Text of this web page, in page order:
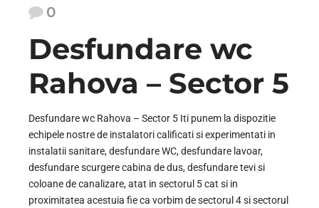
0
Desfundare wc
Rahova – Sector 5
Desfundare wc Rahova – Sector 5 Iti punem la dispozitie
echipele nostre de instalatori calificati si experimentati in
instalatii sanitare, desfundare WC, desfundare lavoar,
desfundare scurgere cabina de dus, desfundare tevi si
coloane de canalizare, atat in sectorul 5 cat si in
proximitatea acestuia fie ca vorbim de sectorul 4 si sectorul